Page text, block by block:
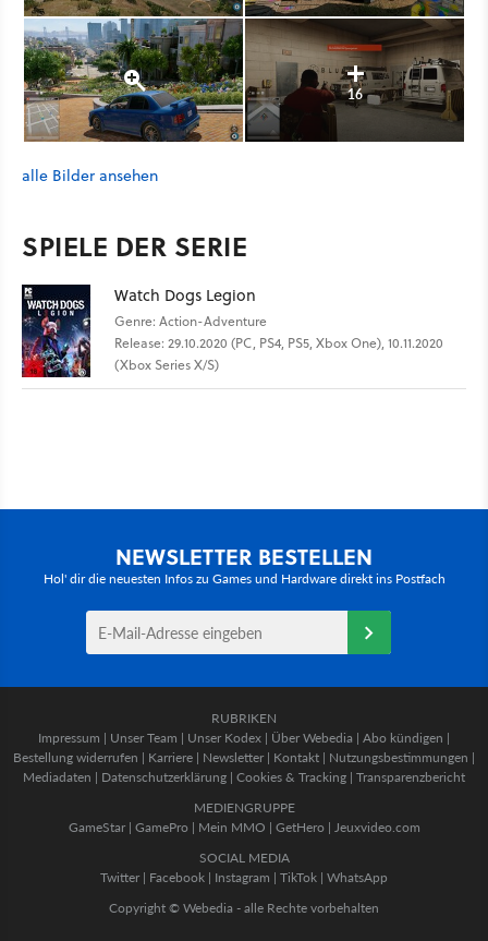
16
alle Bilder ansehen
SPIELE DER SERIE
Watch Dogs Legion
Genre: Action-Adventure
Release: 29.10.2020 (PC, PS4, PS5, Xbox One), 10.11.2020
(Xbox Series X/S)
NEWSLETTER BESTELLEN
Hol' dir die neuesten Infos zu Games und Hardware direkt ins Postfach
RUBRIKEN
Impressum | Unser Team | Unser Kodex | Über Webedia | Abo kündigen |
Bestellung widerrufen | Karriere | Newsletter | Kontakt | Nutzungsbestimmungen |
Mediadaten | Datenschutzerklärung | Cookies & Tracking | Transparenzbericht
MEDIENGRUPPE
GameStar| GamePro | Mein MMO | GetHero | Jeuxvideo.com
SOCIAL MEDIA
Twitter | Facebook | Instagram | TikTok | WhatsApp
Copyright © Webedia - alle Rechte vorbehalten